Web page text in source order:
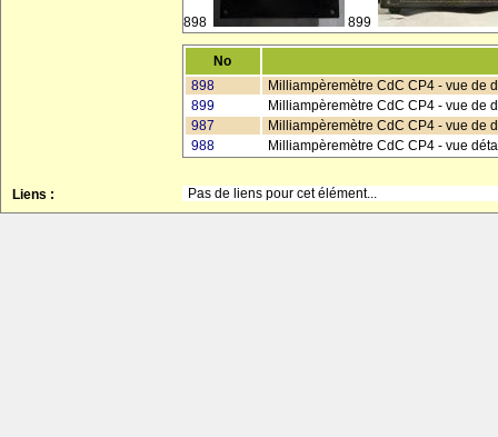
898 899
No
898
Milliampèremètre CdC CP4 - vue de
899
Milliampèremètre CdC CP4 - vue de
987
Milliampèremètre CdC CP4 - vue de
988
Milliampèremètre CdC CP4 - vue
Liens : Pas de liens pour cet élément...